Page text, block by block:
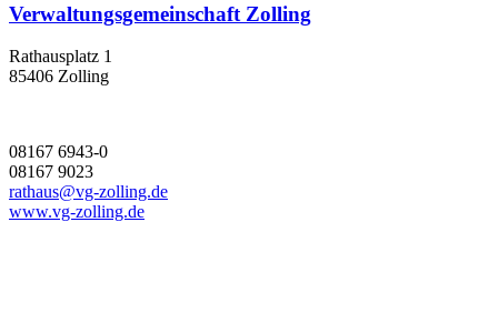
Verwaltungsgemeinschaft Zolling
Rathausplatz 1
85406 Zolling
08167 6943-0
08167 9023
rathaus@vg-zolling.de
www.vg-zolling.de